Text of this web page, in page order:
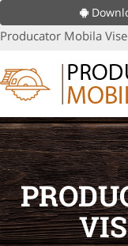
Producator Mobila